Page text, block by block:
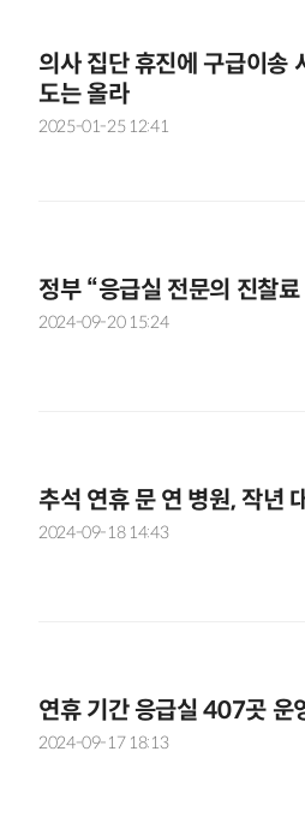
의사 집단 휴진에 구급이
도는 올라
2025-01-25 12:41
정부 “응급실 전문의 진찰
2024-09-20 15:24
추석 연휴 문 연 병원, 작
2024-09-18 14:43
연휴 기간 응급실 407곳
2024-09-17 18:13